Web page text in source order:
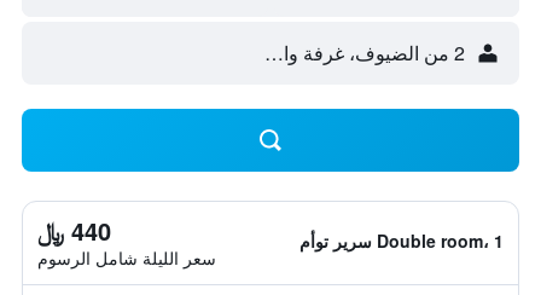
2 من الضيوف، غرفة واحدة
Double room، 1 سرير توأم 440 ﷼
سعر الليلة شامل الرسوم